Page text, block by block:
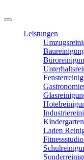
Leistungen
Laden